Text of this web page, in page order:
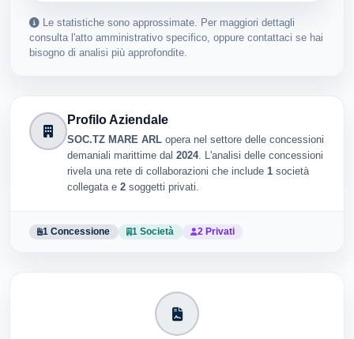
Le statistiche sono approssimate. Per maggiori dettagli
consulta l'atto amministrativo specifico, oppure contattaci se hai
bisogno di analisi più approfondite.
Profilo Aziendale
SOC.TZ MARE ARL opera nel settore delle concessioni
demaniali marittime dal 2024. L'analisi delle concessioni
rivela una rete di collaborazioni che include 1 società
collegata e 2 soggetti privati.
1 Concessione 1 Società 2 Privati